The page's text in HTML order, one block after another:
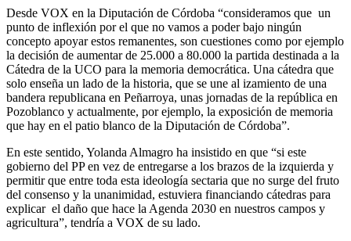
Desde VOX en la Diputación de Córdoba “consideramos que un
punto de inflexión por el que no vamos a poder bajo ningún
concepto apoyar estos remanentes, son cuestiones como por ejemplo
la decisión de aumentar de 25.000 a 80.000 la partida destinada a la
Cátedra de la UCO para la memoria democrática. Una cátedra que
solo enseña un lado de la historia, que se une al izamiento de una
bandera republicana en Peñarroya, unas jornadas de la república en
Pozoblanco y actualmente, por ejemplo, la exposición de memoria
que hay en el patio blanco de la Diputación de Córdoba”.
En este sentido, Yolanda Almagro ha insistido en que “si este
gobierno del PP en vez de entregarse a los brazos de la izquierda y
permitir que entre toda esta ideología sectaria que no surge del fruto
del consenso y la unanimidad, estuviera financiando cátedras para
explicar el daño que hace la Agenda 2030 en nuestros campos y
agricultura”, tendría a VOX de su lado.